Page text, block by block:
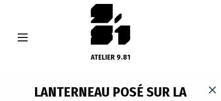
ATELIER 9.81
LANTERNEAU POSÉ SUR LA